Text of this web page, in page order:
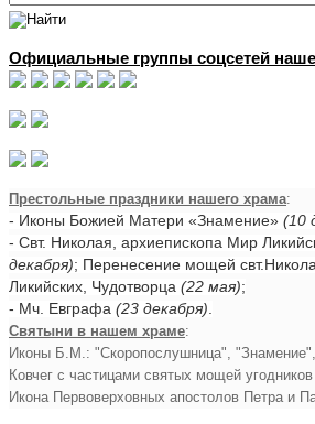
Официальные группы соцсетей
Престольные праздники нашего храма:
- Иконы Божией Матери «Знамение» (10
- Свт. Николая, архиепископа Мир
декабря); Перенесение мощей
Ликийских, Чудотворца (22 мая);
- Мч. Евграфа (23 декабря)
Святыни в нашем храме:
Иконы Б.М.: "Скоропослушница",
Ковчег с частицами святых мощей
Икона Первоверховных апостолов Петра и